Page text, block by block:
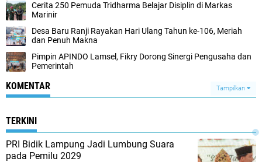
Cerita 250 Pemuda Tridharma Belajar Disiplin di Markas
Marinir
Desa Baru Ranji Rayakan Hari Ulang Tahun ke-106, Meriah
dan Penuh Makna
Pimpin APINDO Lamsel, Fikry Dorong Sinergi Pengusaha dan
Pemerintah
KOMENTAR Tampilkan
TERKINI
PRI Bidik Lampung Jadi Lumbung Suara
pada Pemilu 2029